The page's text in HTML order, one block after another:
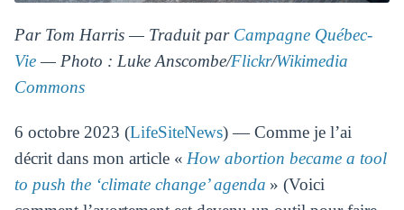
Par Tom Harris — Traduit par Campagne Québec-
Vie— Photo : Luke Anscombe/Flickr/Wikimedia
Commons
6 octobre 2023 (LifeSiteNews) — Comme je l’ai
décrit dans mon article « How abortion became a tool
to push the ‘climate change’ agenda » (Voici